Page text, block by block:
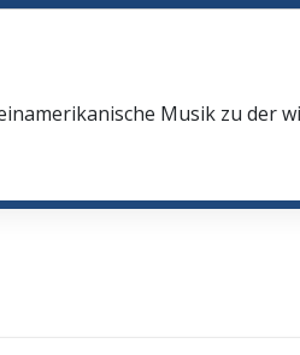
Musik zu der